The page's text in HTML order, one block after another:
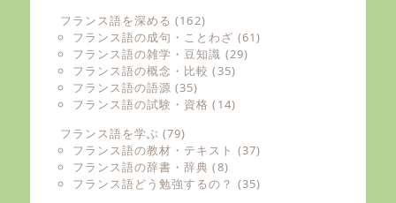
フランス語を深める (162)
フランス語の成句・ことわざ (61)
フランス語の雑学・豆知識 (29)
フランス語の概念・比較 (35)
フランス語の語源 (35)
フランス語の試験・資格 (14)
フランス語を学ぶ (79)
フランス語の教材・テキスト (37)
フランス語の辞書・辞典 (8)
フランス語どう勉強するの？ (35)